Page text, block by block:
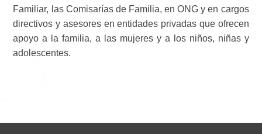
Familiar, las Comisarías de Familia, en ONG y en cargos
directivos y asesores en entidades privadas que ofrecen
apoyo a la familia, a las mujeres y a los niños, niñas y
adolescentes.